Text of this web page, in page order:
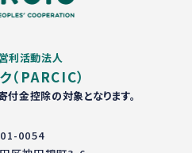
利活動法人
（PARCIC）
金控除の対象となります。
0054